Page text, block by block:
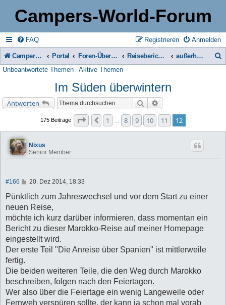
Campers-World-Forum
FAQ Anmelden
Registrieren
Campers-World-Forum Portal Foren-Übersicht Reiseberichte & Reisetipps, Stell- & Campingplätze außerhalb Europas
Unbeantwortete Themen Aktive Themen
Im Süden überwintern
Antworten Suche
175 Beiträge Seite 12 von 12
Vorherige
1 8 9 10 11 12
Nixus
Senior Member
#166
B
i
r
a
20. Dez 2014, 18:33
Pünktlich zum Jahreswechsel und vor dem Start zu einer
neuen Reise,
möchte ich kurz darüber informieren, dass momentan ein
Bericht zu dieser Marokko-Reise auf meiner Homepage
eingestellt wird.
Der erste Teil "Die Anreise über Spanien" ist mittlerweile
fertig.
Die beiden weiteren Teile, die den Weg durch Marokko
beschreiben, folgen nach den Feiertagen.
Wer also über die Feiertage ein wenig Langeweile oder
Fernweh verspüren sollte, der kann ja schon mal vorab